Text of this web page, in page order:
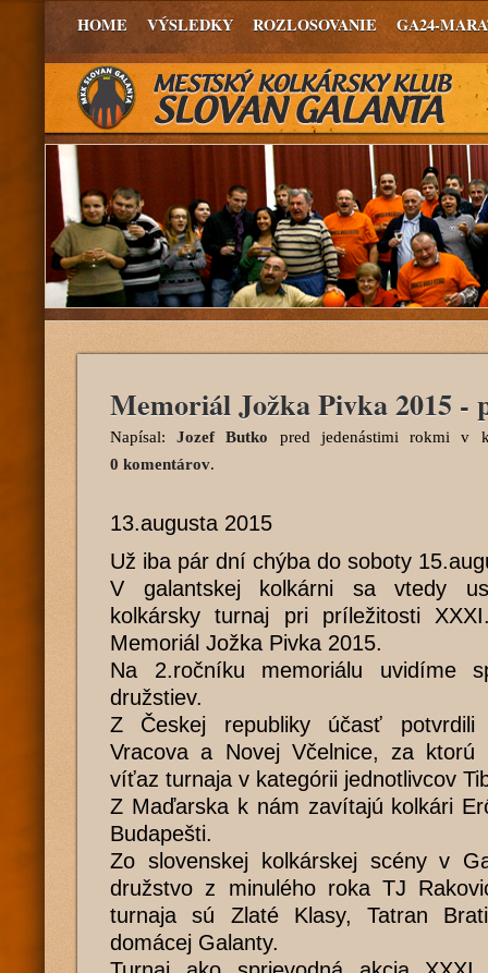
HOME VÝSLEDKY ROZLOSOVANIE GA24-
Memoriál Jožka Pivka 2015 -
Napísal:Jozef Butko pred jedenástimi rokmi v
0 komentárov.
13.augusta 2015
Už iba pár dní chýba do soboty
V galantskej kolkárni sa vtedy
kolkársky turnaj pri príležitosti
Memoriál Jožka Pivka 2015.
Na 2.ročníku memoriálu uvidíme
družstiev.
Z Českej republiky účasť
Vracova a Novej Včelnice, za ktorú
víťaz turnaja v kategórii jednotlivcov
Z Maďarska k nám zavítajú kolkári
Budapešti.
Zo slovenskej kolkárskej scény v
družstvo z minulého roka TJ
turnaja sú Zlaté Klasy, Tatran
domácej Galanty.